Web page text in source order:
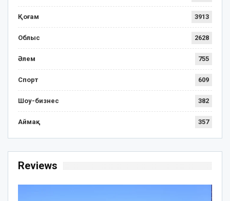
Қоғам 3913
Облыс 2628
Әлем 755
Спорт 609
Шоу-бизнес 382
Аймақ 357
Reviews